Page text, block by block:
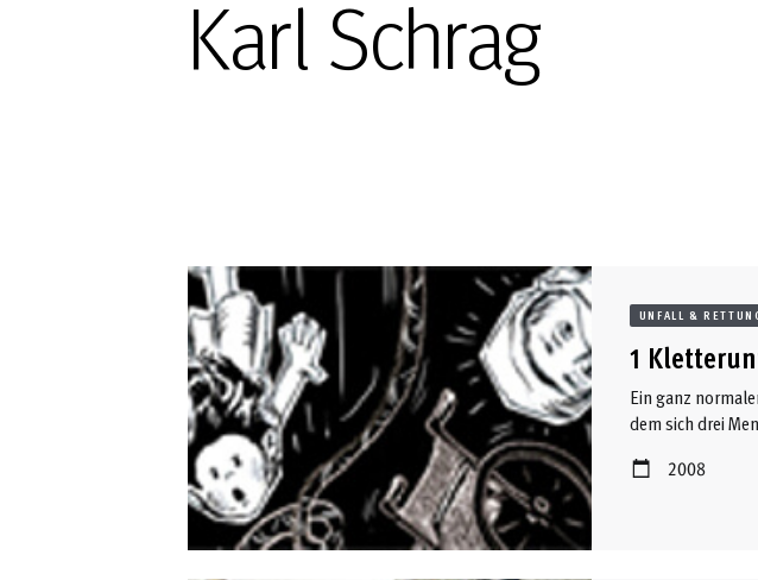
Karl Schrag
UNFALL &
1
Ein ganz
dem sich drei
2008